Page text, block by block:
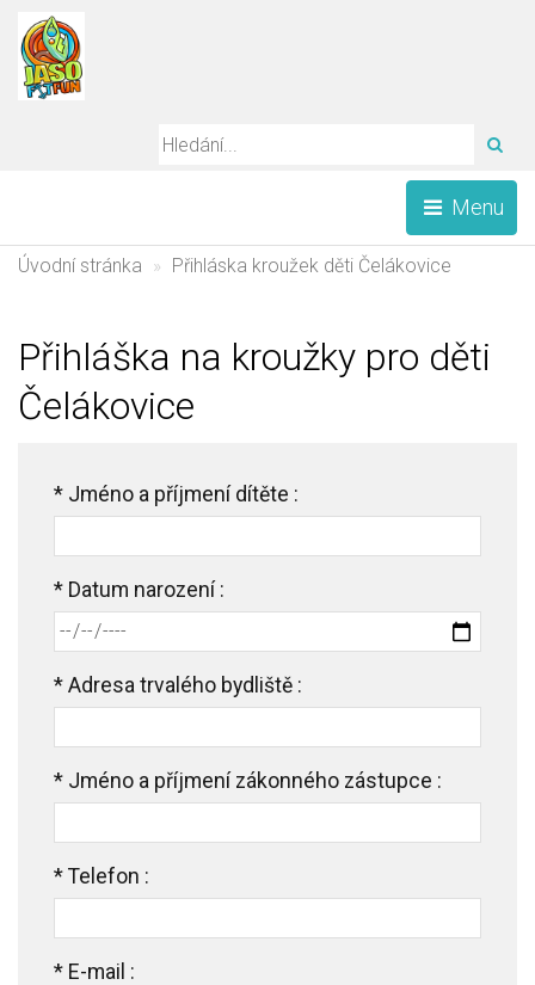
Menu
Úvodní stránka Přihláska kroužek děti Čelákovice
Přihláška na kroužky pro děti
Čelákovice
* Jméno a příjmení dítěte :
* Datum narození :
* Adresa trvalého bydliště :
* Jméno a příjmení zákonného zástupce :
* Telefon :
* E-mail :